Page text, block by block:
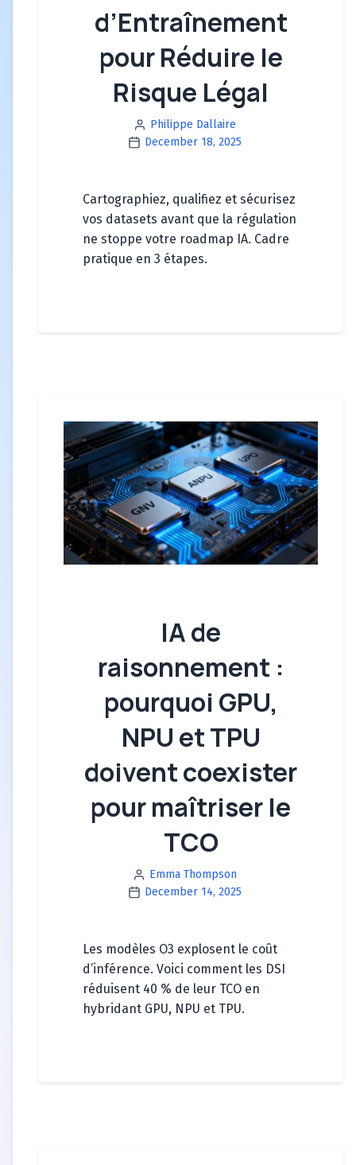
d’Entraînement
pour Réduire le
Risque Légal
Philippe Dallaire
December 18, 2025
Cartographiez, qualifiez et sécurisez
vos datasets avant que la régulation
ne stoppe votre roadmap IA. Cadre
pratique en 3 étapes.
IA de
raisonnement :
pourquoi GPU,
NPU et TPU
doivent coexister
pour maîtriser le
TCO
Emma Thompson
December 14, 2025
Les modèles O3 explosent le coût
d’inférence. Voici comment les DSI
réduisent 40 % de leur TCO en
hybridant GPU, NPU et TPU.